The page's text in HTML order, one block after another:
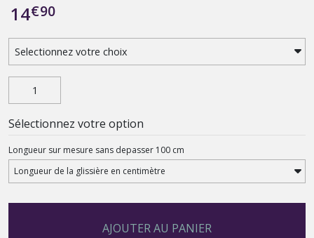
14€90
Sélectionnez votre option
Longueur sur mesure sans depasser 100 cm
AJOUTER AU PANIER